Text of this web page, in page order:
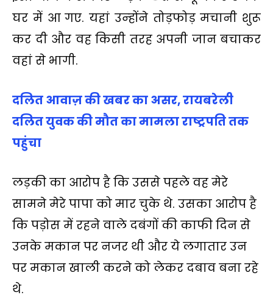
घर में आ गए. यहां उन्‍होंने तोड़फोड़ मचानी शुरू
कर दी और वह किसी तरह अपनी जान बचाकर
वहां से भागी.
दलित आवाज़ की खबर का असर, रायबरेली
दलित युवक की मौत का मामला राष्‍ट्रपति तक
पहुंचा
लड़की का आरोप है कि उससे पहले वह मेरे
सामने मेरे पापा को मार चुके थे. उसका आरोप है
कि पड़ोस में रहने वाले दबंगों की काफी दिन से
उनके मकान पर नजर थी और ये लगातार उन
पर मकान खाली करने को लेकर दबाव बना रहे
थे.